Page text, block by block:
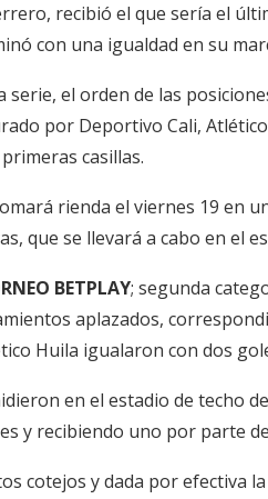
recibió el que sería el
con una igualdad en su
serie, el orden de las
por Deportivo Cali,
casillas.
rienda el viernes 19 en
que se llevará a cabo en el
BETPLAY; segunda
aplazados,
Huila igualaron con dos
en el estadio de techo
y recibiendo uno por parte
cotejos y dada por efectiva